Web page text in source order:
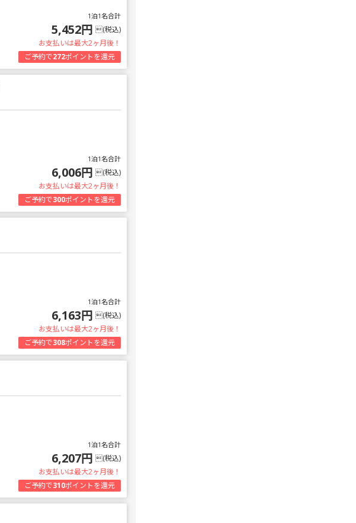
1泊1名合計
5,452円 (税込)
お支払いは最大2ヶ月後！
ご予約で272ポイントを還元
1泊1名合計
6,006円 (税込)
お支払いは最大2ヶ月後！
ご予約で300ポイントを還元
1泊1名合計
6,163円 (税込)
お支払いは最大2ヶ月後！
ご予約で308ポイントを還元
1泊1名合計
6,207円 (税込)
お支払いは最大2ヶ月後！
ご予約で310ポイントを還元